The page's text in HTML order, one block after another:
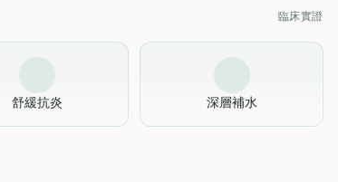
臨床實證
舒緩抗炎 深層補水